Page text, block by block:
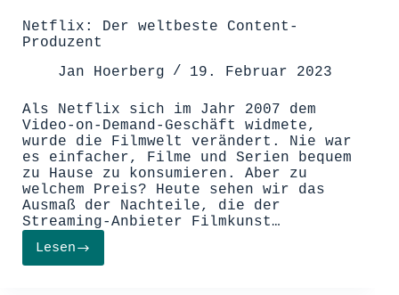
in
Tools
Leads
Self-
Netflix: Der weltbeste Content-
Produzent
Jan Hoerberg
19. Februar 2023
Als Netflix sich im Jahr 2007 dem
Video-on-Demand-Geschäft widmete,
wurde die Filmwelt verändert. Nie war
es einfacher, Filme und Serien bequem
zu Hause zu konsumieren. Aber zu
welchem Preis? Heute sehen wir das
Ausmaß der Nachteile, die der
Streaming-Anbieter Filmkunst…
LesenNetflix:
Der